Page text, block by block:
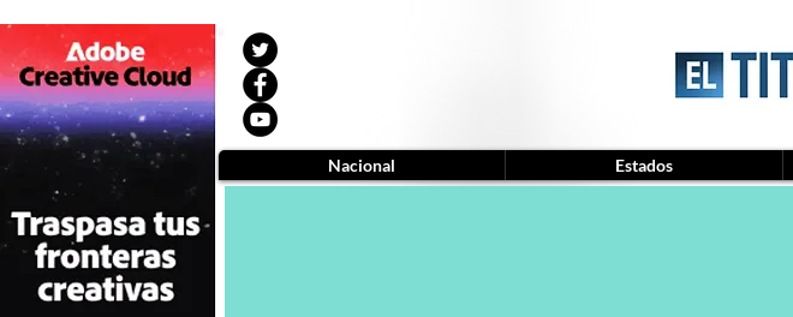
Nacional Estados